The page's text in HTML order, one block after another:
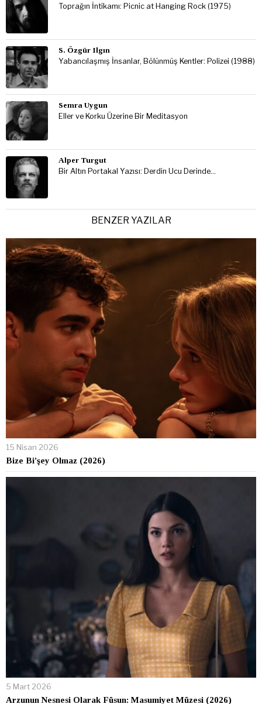
Toprağın İntikamı: Picnic at Hanging Rock (1975)
S. Özgür Ilgın
Yabancılaşmış İnsanlar, Bölünmüş Kentler: Polizei (1988)
Semra Uygun
Eller ve Korku Üzerine Bir Meditasyon
Alper Turgut
Bir Altın Portakal Yazısı: Derdin Ucu Derinde…
BENZER YAZILAR
15 Nisan 2026
Bize Bi’şey Olmaz (2026)
5 Mart 2026
Arzunun Nesnesi Olarak Füsun: Masumiyet Müzesi (2026)